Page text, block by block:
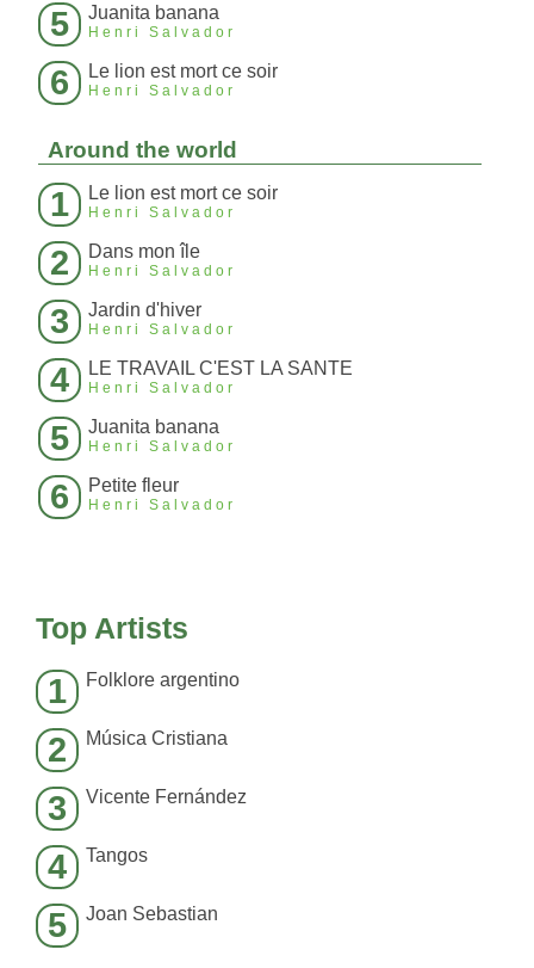
5 Juanita banana
Henri Salvador
6 Le lion est mort ce soir
Henri Salvador
Around the world
1 Le lion est mort ce soir
Henri Salvador
2 Dans mon île
Henri Salvador
3 Jardin d'hiver
Henri Salvador
4 LE TRAVAIL C'EST LA SANTE
Henri Salvador
5 Juanita banana
Henri Salvador
6 Petite fleur
Henri Salvador
Top Artists
1 Folklore argentino
2 Música Cristiana
3 Vicente Fernández
4 Tangos
5 Joan Sebastian